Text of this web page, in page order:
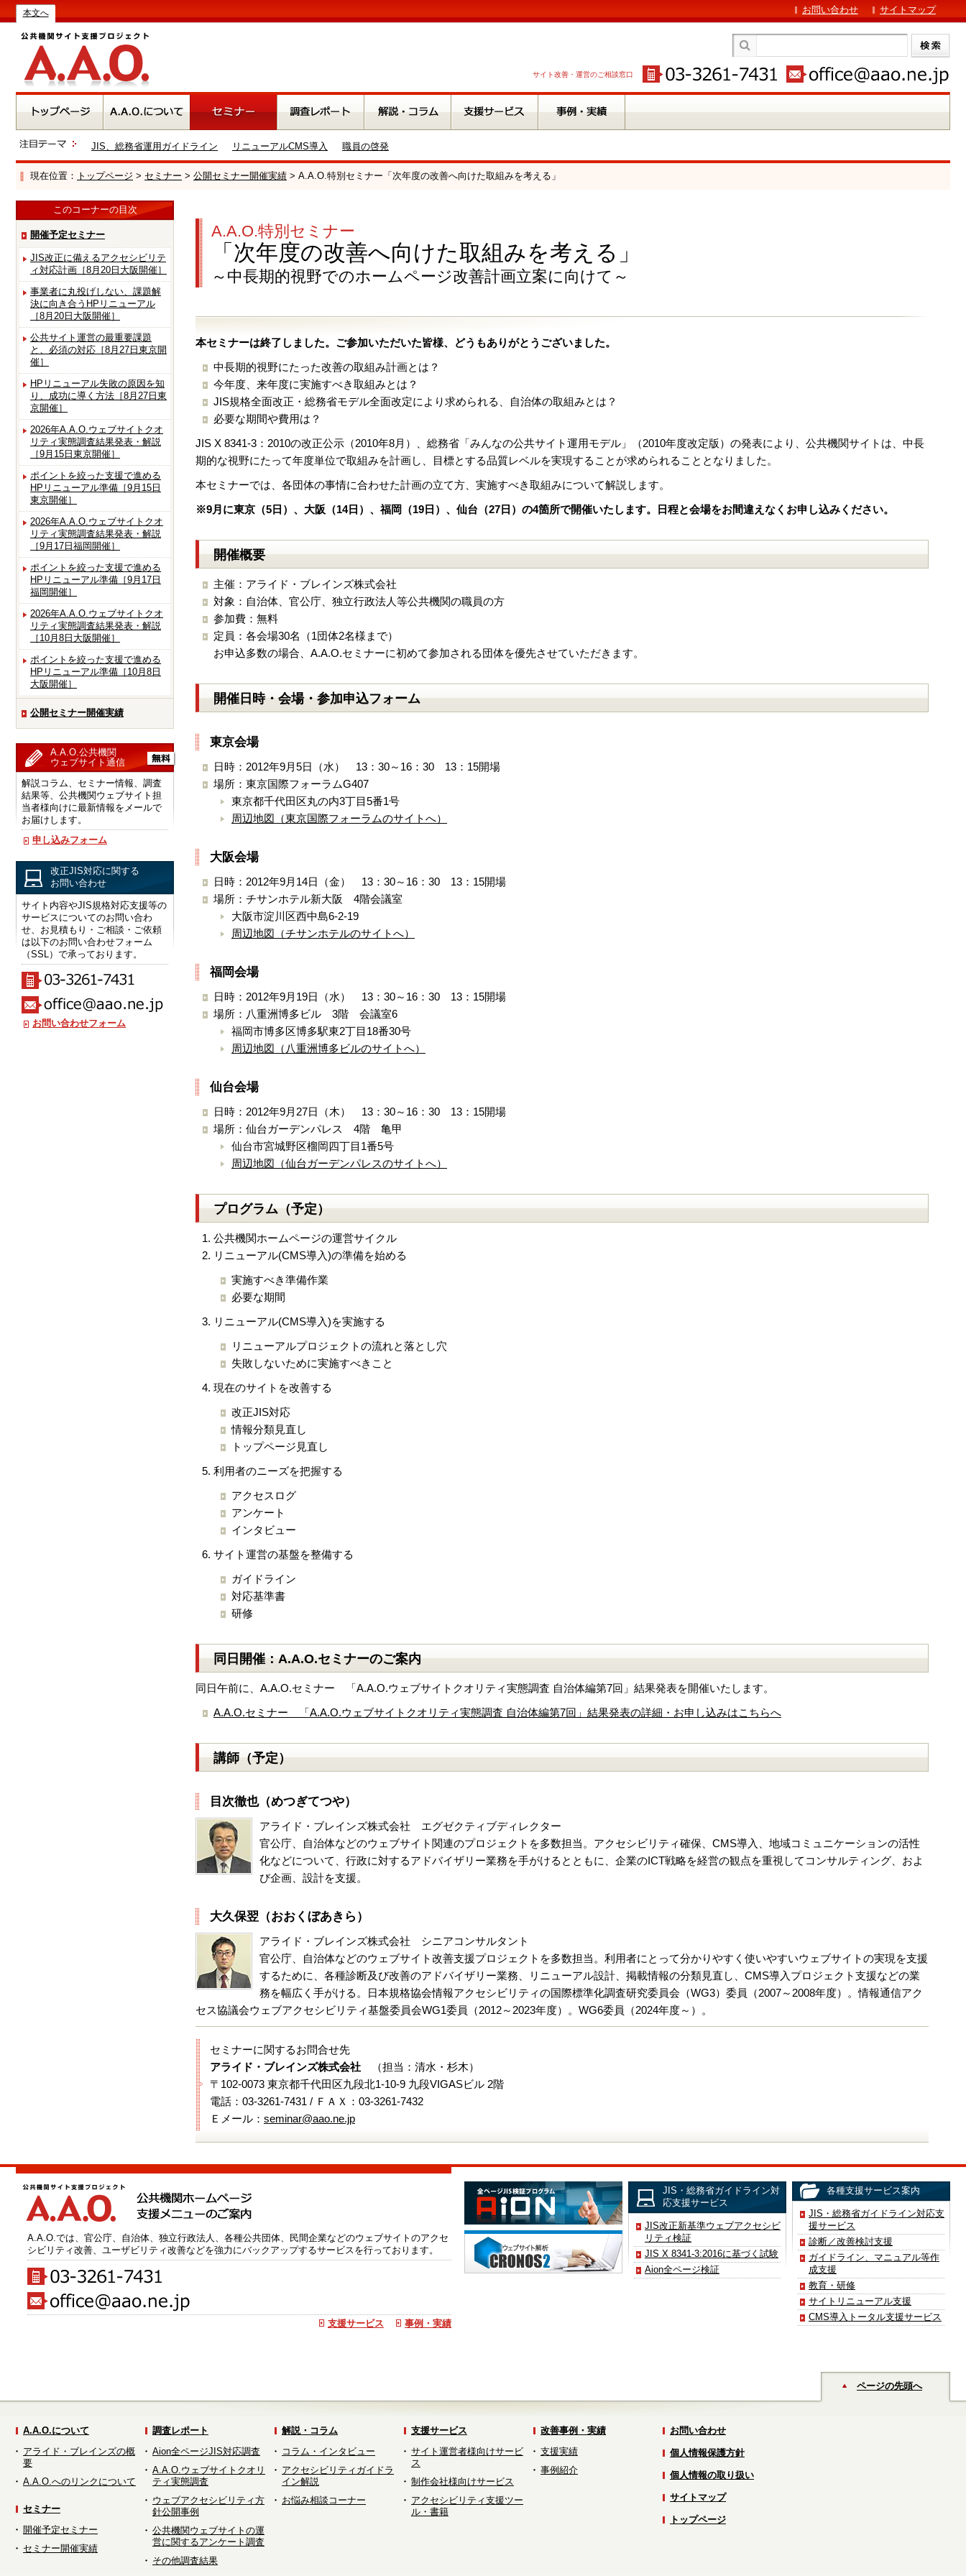
本文へ お問い合わせ サイトマップ
サイト改善・運営のご相談窓口
JIS、総務省運用ガイドライン リニューアルCMS導入 職員の啓発
現在位置： トップページ > セミナー > 公開セミナー開催実績 > A.A.O.特別セミナー「次年度の改善へ向けた取組みを考える」
このコーナーの目次
開催予定セミナー
JIS改正に備えるアクセシビリテ
ィ対応計画［8月20日大阪開催］
事業者に丸投げしない、課題解
決に向き合うHPリニューアル
［8月20日大阪開催］
公共サイト運営の最重要課題
と、必須の対応［8月27日東京開
催］
HPリニューアル失敗の原因を知
り、成功に導く方法［8月27日東
京開催］
2026年A.A.O.ウェブサイトクオ
リティ実態調査結果発表・解説
［9月15日東京開催］
ポイントを絞った支援で進める
HPリニューアル準備［9月15日
東京開催］
2026年A.A.O.ウェブサイトクオ
リティ実態調査結果発表・解説
［9月17日福岡開催］
ポイントを絞った支援で進める
HPリニューアル準備［9月17日
福岡開催］
2026年A.A.O.ウェブサイトクオ
リティ実態調査結果発表・解説
［10月8日大阪開催］
ポイントを絞った支援で進める
HPリニューアル準備［10月8日
大阪開催］
公開セミナー開催実績
A.A.O.公共機関
ウェブサイト通信
解説コラム、セミナー情報、調査
結果等、公共機関ウェブサイト担
当者様向けに最新情報をメールで
お届けします。
申し込みフォーム
改正JIS対応に関する
お問い合わせ
サイト内容やJIS規格対応支援等の
サービスについてのお問い合わ
せ、お見積もり・ご相談・ご依頼
は以下のお問い合わせフォーム
（SSL）で承っております。
お問い合わせフォーム
A.A.O.特別セミナー
「次年度の改善へ向けた取組みを考える」
～中長期的視野でのホームページ改善計画立案に向けて～
本セミナーは終了しました。ご参加いただいた皆様、どうもありがとうございました。
中長期的視野にたった改善の取組み計画とは？
今年度、来年度に実施すべき取組みとは？
JIS規格全面改正・総務省モデル全面改定により求められる、自治体の取組みとは？
必要な期間や費用は？
JIS X 8341-3：2010の改正公示（2010年8月）、総務省「みんなの公共サイト運用モデル」（2010年度改定版）の発表により、公共機関サイトは、中長
期的な視野にたって年度単位で取組みを計画し、目標とする品質レベルを実現することが求められることとなりました。
本セミナーでは、各団体の事情に合わせた計画の立て方、実施すべき取組みについて解説します。
※9月に東京（5日）、大阪（14日）、福岡（19日）、仙台（27日）の4箇所で開催いたします。日程と会場をお間違えなくお申し込みください。
開催概要
主催：アライド・ブレインズ株式会社
対象：自治体、官公庁、独立行政法人等公共機関の職員の方
参加費：無料
定員：各会場30名（1団体2名様まで）
お申込多数の場合、A.A.O.セミナーに初めて参加される団体を優先させていただきます。
開催日時・会場・参加申込フォーム
東京会場
日時：2012年9月5日（水） 13：30～16：30 13：15開場
場所：東京国際フォーラムG407
東京都千代田区丸の内3丁目5番1号
周辺地図（東京国際フォーラムのサイトへ）
大阪会場
日時：2012年9月14日（金） 13：30～16：30 13：15開場
場所：チサンホテル新大阪 4階会議室
大阪市淀川区西中島6-2-19
周辺地図（チサンホテルのサイトへ）
福岡会場
日時：2012年9月19日（水） 13：30～16：30 13：15開場
場所：八重洲博多ビル 3階 会議室6
福岡市博多区博多駅東2丁目18番30号
周辺地図（八重洲博多ビルのサイトへ）
仙台会場
日時：2012年9月27日（木） 13：30～16：30 13：15開場
場所：仙台ガーデンパレス 4階 亀甲
仙台市宮城野区榴岡四丁目1番5号
周辺地図（仙台ガーデンパレスのサイトへ）
プログラム（予定）
公共機関ホームページの運営サイクル
リニューアル(CMS導入)の準備を始める
実施すべき準備作業
必要な期間
リニューアル(CMS導入)を実施する
リニューアルプロジェクトの流れと落とし穴
失敗しないために実施すべきこと
現在のサイトを改善する
改正JIS対応
情報分類見直し
トップページ見直し
利用者のニーズを把握する
アクセスログ
アンケート
インタビュー
サイト運営の基盤を整備する
ガイドライン
対応基準書
研修
同日開催：A.A.O.セミナーのご案内
同日午前に、A.A.O.セミナー 「A.A.O.ウェブサイトクオリティ実態調査 自治体編第7回」結果発表を開催いたします。
A.A.O.セミナー 「A.A.O.ウェブサイトクオリティ実態調査 自治体編第7回」結果発表の詳細・お申し込みはこちらへ
講師（予定）
目次徹也（めつぎてつや）
アライド・ブレインズ株式会社 エグゼクティブディレクター
官公庁、自治体などのウェブサイト関連のプロジェクトを多数担当。アクセシビリティ確保、CMS導入、地域コミュニケーションの活性
化などについて、行政に対するアドバイザリー業務を手がけるとともに、企業のICT戦略を経営の観点を重視してコンサルティング、およ
び企画、設計を支援。
大久保翌（おおくぼあきら）
アライド・ブレインズ株式会社 シニアコンサルタント
官公庁、自治体などのウェブサイト改善支援プロジェクトを多数担当。利用者にとって分かりやすく使いやすいウェブサイトの実現を支援
するために、各種診断及び改善のアドバイザリー業務、リニューアル設計、掲載情報の分類見直し、CMS導入プロジェクト支援などの業
務を幅広く手がける。日本規格協会情報アクセシビリティの国際標準化調査研究委員会（WG3）委員（2007～2008年度）。情報通信アク
セス協議会ウェブアクセシビリティ基盤委員会WG1委員（2012～2023年度）。WG6委員（2024年度～）。
セミナーに関するお問合せ先
アライド・ブレインズ株式会社 （担当：清水・杉木）
〒102-0073 東京都千代田区九段北1-10-9 九段VIGASビル 2階
電話：03-3261-7431 / ＦＡＸ：03-3261-7432
Ｅメール： seminar@aao.ne.jp
A.A.O.では、官公庁、自治体、独立行政法人、各種公共団体、民間企業などのウェブサイトのアクセ
シビリティ改善、ユーザビリティ改善などを強力にバックアップするサービスを行っております。
支援サービス 事例・実績
JIS・総務省ガイドライン対
応支援サービス
JIS改正新基準ウェブアクセシビ
リティ検証
JIS X 8341-3:2016に基づく試験
Aion全ページ検証
各種支援サービス案内
JIS・総務省ガイドライン対応支
援サービス
診断／改善検討支援
ガイドライン、マニュアル等作
成支援
教育・研修
サイトリニューアル支援
CMS導入トータル支援サービス
ページの先頭へ
A.A.O.について
アライド・ブレインズの概
要
A.A.O.へのリンクについて
セミナー
開催予定セミナー
セミナー開催実績
調査レポート
Aion全ページJIS対応調査
A.A.O.ウェブサイトクオリ
ティ実態調査
ウェブアクセシビリティ方
針公開事例
公共機関ウェブサイトの運
営に関するアンケート調査
その他調査結果
解説・コラム
コラム・インタビュー
アクセシビリティガイドラ
イン解説
お悩み相談コーナー
支援サービス
サイト運営者様向けサービ
ス
制作会社様向けサービス
アクセシビリティ支援ツー
ル・書籍
改善事例・実績
支援実績
事例紹介
お問い合わせ
個人情報保護方針
個人情報の取り扱い
サイトマップ
トップページ